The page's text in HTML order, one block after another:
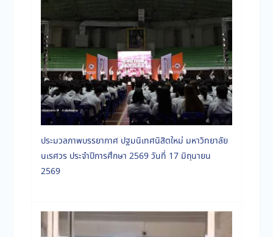
ประมวลภาพบรรยากาศ ปฐมนิเทศนิสิตใหม่ มหาวิทยาลัย
นเรศวร ประจำปีการศึกษา 2569 วันที่ 17 มิถุนายน
2569